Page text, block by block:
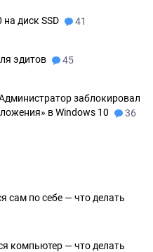
диск SSD 41
эдитов 45
заблокировал
в Windows 10
36
сам по себе — что делать
компьютер — что делать